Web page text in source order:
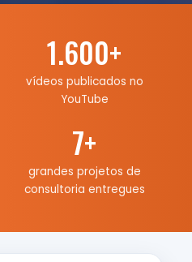
1.600+
vídeos publicados no
YouTube
7+
grandes projetos de
consultoria entregues